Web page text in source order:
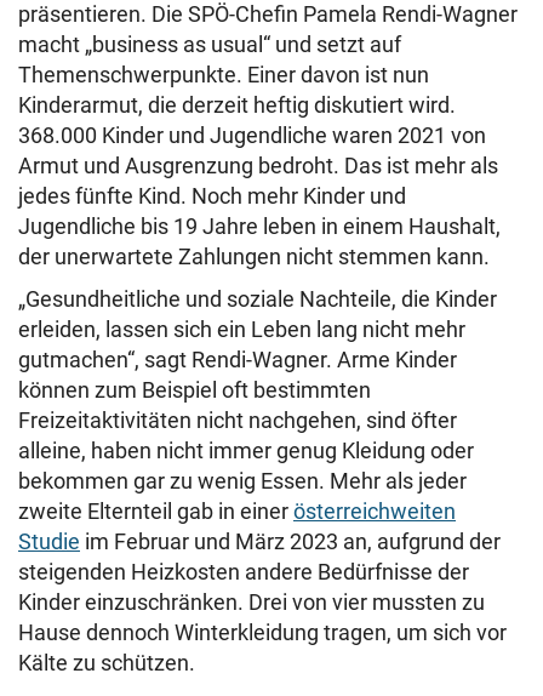
präsentieren. Die SPÖ-Chefin Pamela Rendi-Wagner
macht „business as usual“ und setzt auf
Themenschwerpunkte. Einer davon ist nun
Kinderarmut, die derzeit heftig diskutiert wird.
368.000 Kinder und Jugendliche waren 2021 von
Armut und Ausgrenzung bedroht. Das ist mehr als
jedes fünfte Kind. Noch mehr Kinder und
Jugendliche bis 19 Jahre leben in einem Haushalt,
der unerwartete Zahlungen nicht stemmen kann.
„Gesundheitliche und soziale Nachteile, die Kinder
erleiden, lassen sich ein Leben lang nicht mehr
gutmachen“, sagt Rendi-Wagner. Arme Kinder
können zum Beispiel oft bestimmten
Freizeitaktivitäten nicht nachgehen, sind öfter
alleine, haben nicht immer genug Kleidung oder
bekommen gar zu wenig Essen. Mehr als jeder
zweite Elternteil gab in einerösterreichweiten
Studie im Februar und März 2023 an, aufgrund der
steigenden Heizkosten andere Bedürfnisse der
Kinder einzuschränken. Drei von vier mussten zu
Hause dennoch Winterkleidung tragen, um sich vor
Kälte zu schützen.